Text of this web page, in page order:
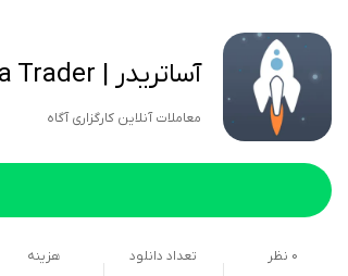
آساتریدر | Asa Trader
معاملات آنلاین کارگزاری آگاه
0 نظر تعداد دانلود هزینه